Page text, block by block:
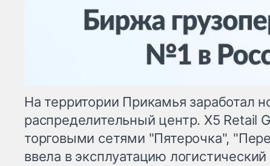
На территории Прикамья заработал
распределительный центр. X5 Retail
торговыми сетями "Пятерочка",
ввела в эксплуатацию